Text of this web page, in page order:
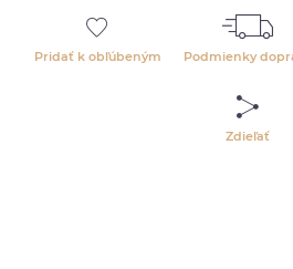
Pridať k obľúbeným Podmienky
Zdieľať